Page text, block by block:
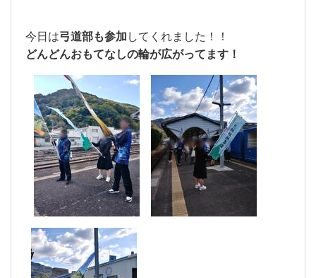
今日は弓道部も参加してくれました！！
どんどんおもてなしの輪が広がってます！